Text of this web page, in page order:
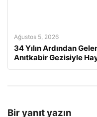
Ağustos 5, 2026
34 Yılın Ardından
Anıtkabir Gezisiyle
Bir yanıt yazın